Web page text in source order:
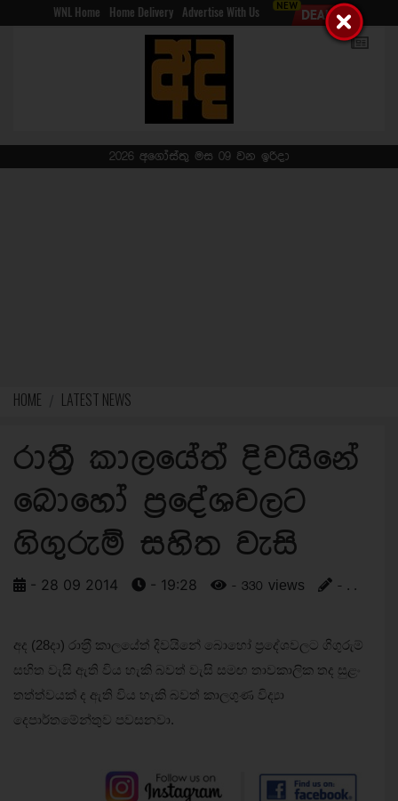
WNL Home Home Delivery Advertise With Us
2026 අගෝස්තු මස 09 වන ඉරිදා
HOME LATEST NEWS
රාත‍්‍රී කාලයේත් දිවයිනේ
බොහෝ ප‍්‍රදේශවලට
ගිගුරුම් සහිත වැසි
- 28 09 2014 - 19:28 - 330 views - . .
අද (28දා) රාත‍්‍රී කාලයේත් දිවයිනේ බොහෝ ප‍්‍රදේශවලට ගිගුරුම්
සහිත වැසි ඇති විය හැකි බවත් වැසි සමඟ තාවකාලික තද සුළං
තත්ත්වයක් ද ඇති විය හැකි බවත් කාලගුණ විද්‍යා
දෙපාර්තමේන්තුව පවසනවා.